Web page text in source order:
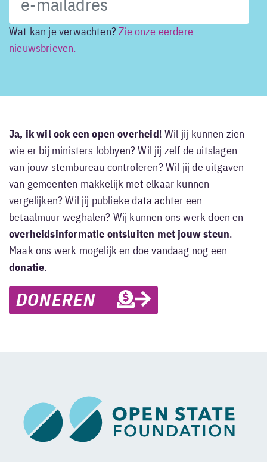
Wat kan je verwachten?Zie onze eerdere
nieuwsbrieven.
Ja, ik wil ook een open overheid ! Wil jij kunnen zien
wie er bij ministers lobbyen? Wil jij zelf de uitslagen
van jouw stembureau controleren? Wil jij de uitgaven
van gemeenten makkelijk met elkaar kunnen
vergelijken? Wil jij publieke data achter een
betaalmuur weghalen? Wij kunnen ons werk doen en
overheidsinformatie ontsluiten met jouw steun.
Maak ons werk mogelijk en doe vandaag nog een
donatie.
DONEREN